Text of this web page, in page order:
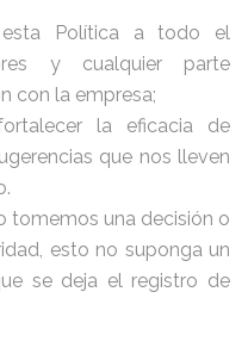
esta Política a todo el
y cualquier parte
con la empresa;
la eficacia de
que nos lleven
tomemos una decisión o
esto no suponga un
se deja el registro de